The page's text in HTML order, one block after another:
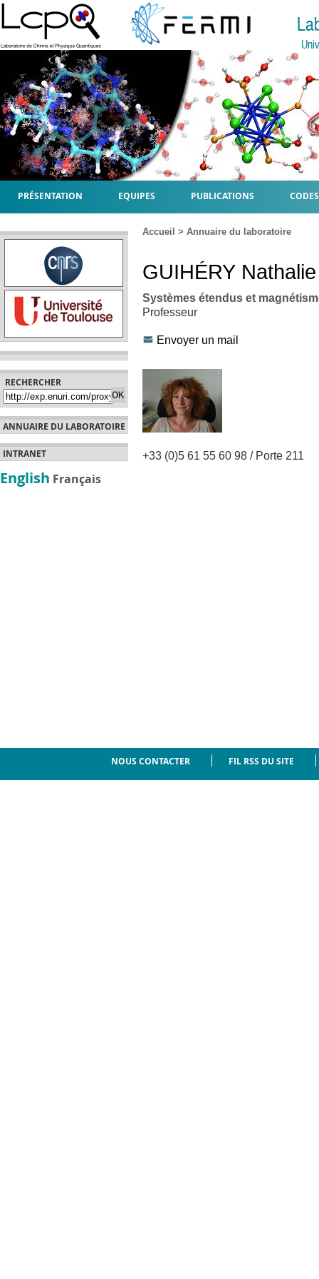
PRÉSENTATION EQUIPES PUBLICATIONS
RECHERCHER
ANNUAIRE DU LABORATOIRE
INTRANET
English Français
Accueil > Annuaire du laboratoire
GUIHÉRY Nathalie
Systèmes étendus et
Professeur
Envoyer un mail
+33 (0)5 61 55 60 98 / Porte 211
NOUS CONTACTER FIL RSS DU SITE